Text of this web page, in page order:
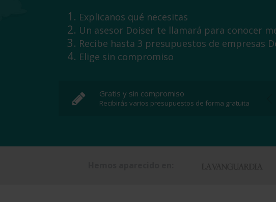
Explicanos qué necesitas
Un asesor Doiser te llamará para conocer
Recibe hasta 3 presupuestos de empresas
Elige sin compromiso
Gratis y sin compromiso
Recibirás varios presupuestos de forma gratuita